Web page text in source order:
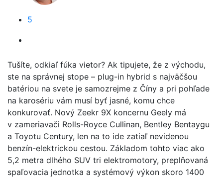
5
Tušíte, odkiaľ fúka vietor? Ak tipujete, že z východu,
ste na správnej stope – plug-in hybrid s najväčšou
batériou na svete je samozrejme z Číny a pri pohľade
na karosériu vám musí byť jasné, komu chce
konkurovať. Nový Zeekr 9X koncernu Geely má
v zameriavači Rolls-Royce Cullinan, Bentley Bentaygu
a Toyotu Century, len na to ide zatiaľ nevidenou
benzín-elektrickou cestou. Základom tohto viac ako
5,2 metra dlhého SUV tri elektromotory, preplňovaná
spaľovacia jednotka a systémový výkon skoro 1400